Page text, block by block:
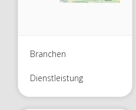
Branchen
Dienstleistung